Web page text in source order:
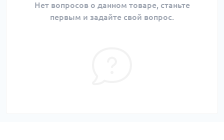
Нет вопросов о данном товаре, станьте
первым и задайте свой вопрос.